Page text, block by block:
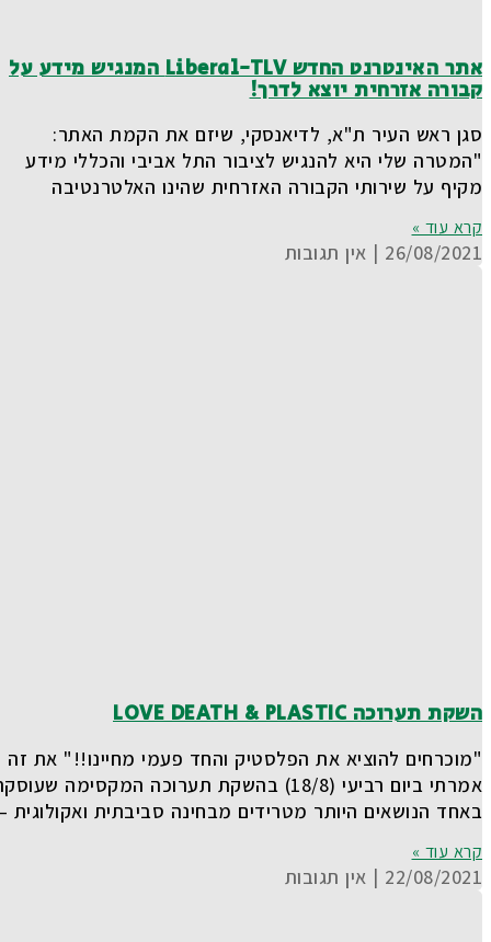
אתר האינטרנט החדש Liberal-TLV המנגיש מידע על
קבורה אזרחית יוצא לדרך!
סגן ראש העיר ת"א, לדיאנסקי, שיזם את הקמת האתר:
"המטרה שלי היא להנגיש לציבור התל אביבי והכללי מידע
מקיף על שירותי הקבורה האזרחית שהינו האלטרנטיבה
קרא עוד »
26/08/2021 אין תגובות
השקת תערוכה LOVE DEATH & PLASTIC
"מוכרחים להוציא את הפלסטיק והחד פעמי מחיינו!!" את זה
אמרתי ביום רביעי (18/8) בהשקת תערוכה המקסימה שעוסקת
באחד הנושאים היותר מטרידים מבחינה סביבתית ואקולוגית –
קרא עוד »
22/08/2021 אין תגובות